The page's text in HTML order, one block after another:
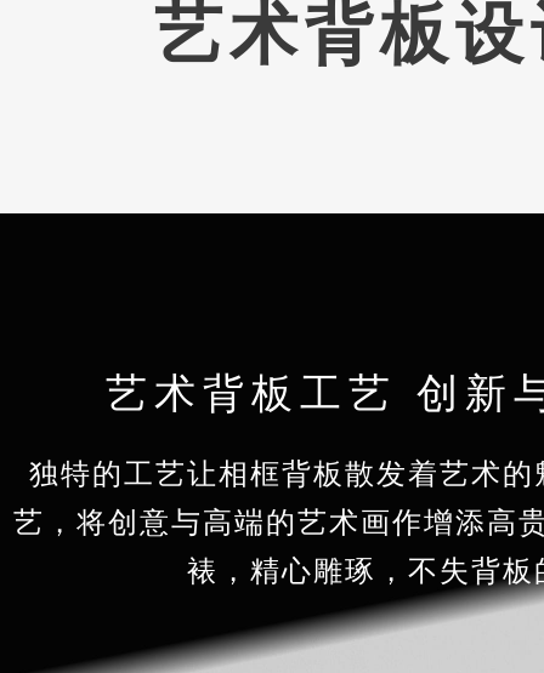
艺术背板
艺术背板工艺 创新
独特的工艺让相框背板散发着艺术
艺，将创意与高端的艺术画作增添高
裱，精心雕琢，不失背板